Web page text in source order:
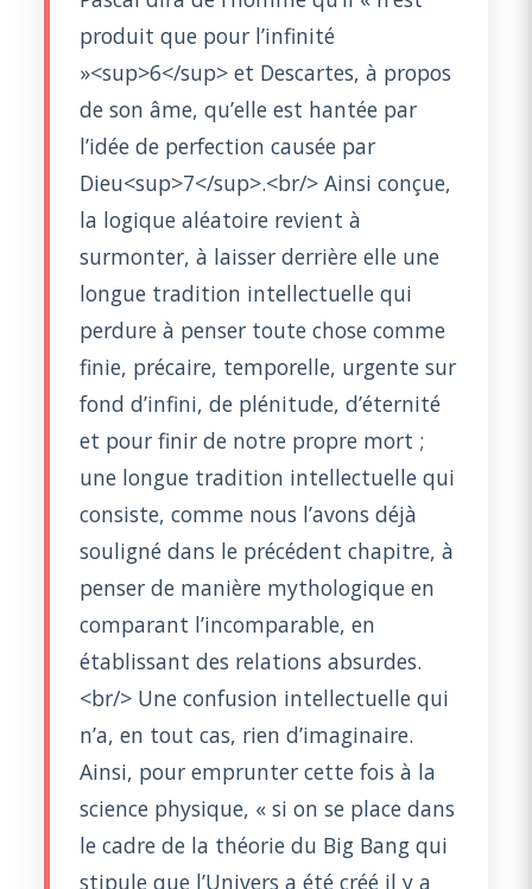
produit que pour l’infinité
»<sup>6</sup> et Descartes, à propos
de son âme, qu’elle est hantée par
l’idée de perfection causée par
Dieu<sup>7</sup>.<br/> Ainsi conçue,
la logique aléatoire revient à
surmonter, à laisser derrière elle une
longue tradition intellectuelle qui
perdure à penser toute chose comme
finie, précaire, temporelle, urgente sur
fond d’infini, de plénitude, d’éternité
et pour finir de notre propre mort ;
une longue tradition intellectuelle qui
consiste, comme nous l’avons déjà
souligné dans le précédent chapitre, à
penser de manière mythologique en
comparant l’incomparable, en
établissant des relations absurdes.
<br/> Une confusion intellectuelle qui
n’a, en tout cas, rien d’imaginaire.
Ainsi, pour emprunter cette fois à la
science physique, « si on se place dans
le cadre de la théorie du Big Bang qui
stipule que l’Univers a été créé il y a